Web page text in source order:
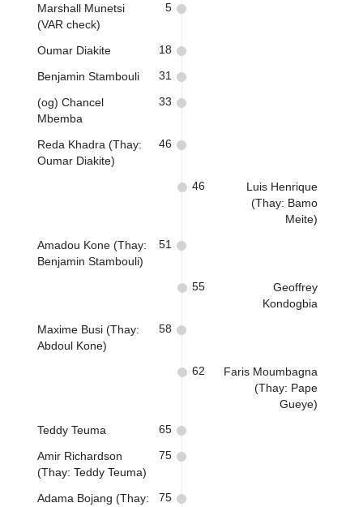
Marshall Munetsi
(VAR check)
5
Oumar Diakite 18
Benjamin Stambouli 31
(og) Chancel
Mbemba
33
Reda Khadra (Thay:
Oumar Diakite)
46
Luis Henrique
(Thay: Bamo
Meite)
46
Amadou Kone (Thay:
Benjamin Stambouli)
51
Geoffrey
Kondogbia
55
Maxime Busi (Thay:
Abdoul Kone)
58
Faris Moumbagna
(Thay: Pape
Gueye)
62
Teddy Teuma 65
Amir Richardson
(Thay: Teddy Teuma)
75
Adama Bojang (Thay:
75